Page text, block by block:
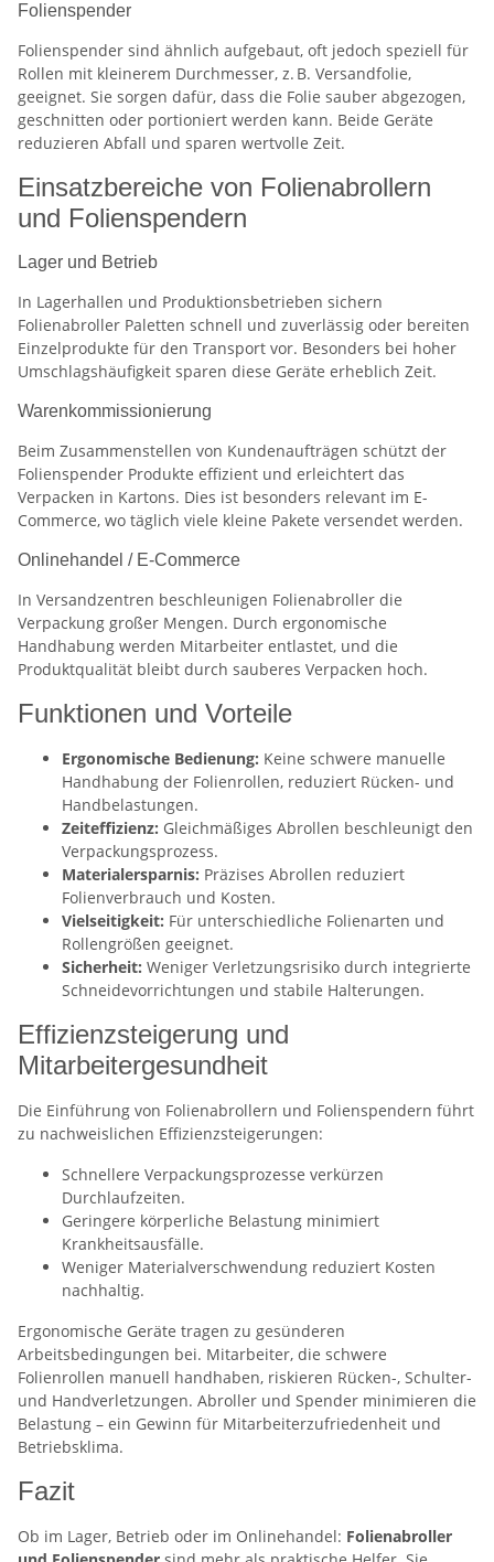
Folienspender
Folienspender sind ähnlich aufgebaut, oft jedoch speziell für
Rollen mit kleinerem Durchmesser, z. B. Versandfolie,
geeignet. Sie sorgen dafür, dass die Folie sauber abgezogen,
geschnitten oder portioniert werden kann. Beide Geräte
reduzieren Abfall und sparen wertvolle Zeit.
Einsatzbereiche von Folienabrollern
und Folienspendern
Lager und Betrieb
In Lagerhallen und Produktionsbetrieben sichern
Folienabroller Paletten schnell und zuverlässig oder bereiten
Einzelprodukte für den Transport vor. Besonders bei hoher
Umschlagshäufigkeit sparen diese Geräte erheblich Zeit.
Warenkommissionierung
Beim Zusammenstellen von Kundenaufträgen schützt der
Folienspender Produkte effizient und erleichtert das
Verpacken in Kartons. Dies ist besonders relevant im E-
Commerce, wo täglich viele kleine Pakete versendet werden.
Onlinehandel / E-Commerce
In Versandzentren beschleunigen Folienabroller die
Verpackung großer Mengen. Durch ergonomische
Handhabung werden Mitarbeiter entlastet, und die
Produktqualität bleibt durch sauberes Verpacken hoch.
Funktionen und Vorteile
Ergonomische Bedienung: Keine schwere manuelle
Handhabung der Folienrollen, reduziert Rücken- und
Handbelastungen.
Zeiteffizienz: Gleichmäßiges Abrollen beschleunigt den
Verpackungsprozess.
Materialersparnis: Präzises Abrollen reduziert
Folienverbrauch und Kosten.
Vielseitigkeit: Für unterschiedliche Folienarten und
Rollengrößen geeignet.
Sicherheit: Weniger Verletzungsrisiko durch integrierte
Schneidevorrichtungen und stabile Halterungen.
Effizienzsteigerung und
Mitarbeitergesundheit
Die Einführung von Folienabrollern und Folienspendern führt
zu nachweislichen Effizienzsteigerungen:
Schnellere Verpackungsprozesse verkürzen
Durchlaufzeiten.
Geringere körperliche Belastung minimiert
Krankheitsausfälle.
Weniger Materialverschwendung reduziert Kosten
nachhaltig.
Ergonomische Geräte tragen zu gesünderen
Arbeitsbedingungen bei. Mitarbeiter, die schwere
Folienrollen manuell handhaben, riskieren Rücken-, Schulter-
und Handverletzungen. Abroller und Spender minimieren die
Belastung – ein Gewinn für Mitarbeiterzufriedenheit und
Betriebsklima.
Fazit
Ob im Lager, Betrieb oder im Onlinehandel: Folienabroller